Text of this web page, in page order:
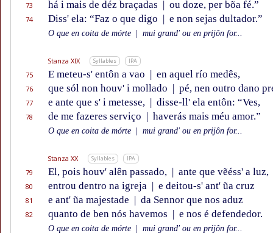
73 há i mais de déz braçadas | ou doze, per bõa fé.”
74 Diss' ela: “Faz o que digo | e non sejas dultador.”
O que en coita de mórte mui grand' ou en prijôn for...
Stanza XIX Syllables IPA
75 E meteu-s' entôn a vao | en aquel río medês,
76 que sól non houv' i mollado | pé, nen outro dano
77 e ante que s' i metesse, | disse-ll' ela entôn: “Ves,
78 de me fazeres serviço | haverás mais méu amor.”
O que en coita de mórte mui grand' ou en prijôn for...
Stanza XX Syllables IPA
79 El, pois houv' alên passado, | ante que vẽéss' a luz,
80 entrou dentro na igreja | e deitou-s' ant' ũa cruz
81 e ant' ũa majestade | da Sennor que nos aduz
82 quanto de ben nós havemos | e nos é defendedor.
O que en coita de mórte mui grand' ou en prijôn for...